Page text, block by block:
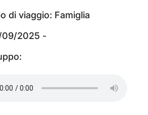
di viaggio: Famiglia
2025 -